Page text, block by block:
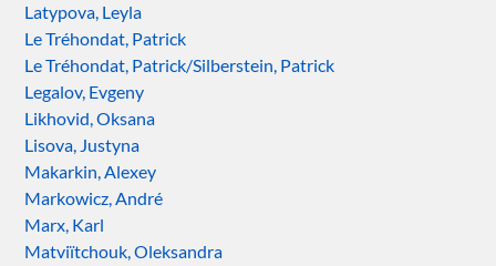
Latypova, Leyla
Le Tréhondat, Patrick
Le Tréhondat, Patrick/Silberstein, Patrick
Legalov, Evgeny
Likhovid, Oksana
Lisova, Justyna
Makarkin, Alexey
Markowicz, André
Marx, Karl
Matviïtchouk, Oleksandra